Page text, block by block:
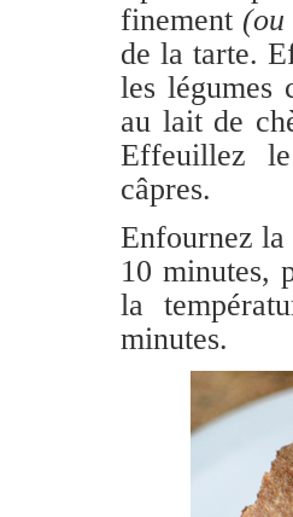
finement (ou
de la tarte.
les légumes
au lait de
Effeuillez
câpres.
Enfournez la
10 minutes,
la
minutes.